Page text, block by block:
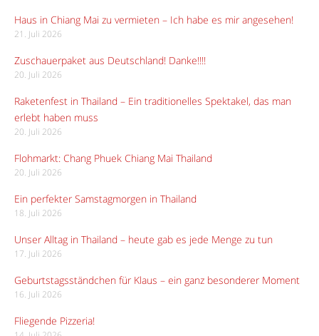
Haus in Chiang Mai zu vermieten – Ich habe es mir angesehen!
21. Juli 2026
Zuschauerpaket aus Deutschland! Danke!!!!
20. Juli 2026
Raketenfest in Thailand – Ein traditionelles Spektakel, das man
erlebt haben muss
20. Juli 2026
Flohmarkt: Chang Phuek Chiang Mai Thailand
20. Juli 2026
Ein perfekter Samstagmorgen in Thailand
18. Juli 2026
Unser Alltag in Thailand – heute gab es jede Menge zu tun
17. Juli 2026
Geburtstagsständchen für Klaus – ein ganz besonderer Moment
16. Juli 2026
Fliegende Pizzeria!